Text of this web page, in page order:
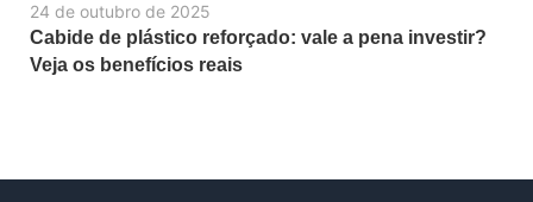
24 de outubro de 2025
Cabide de plástico reforçado: vale a pena investir?
Veja os benefícios reais